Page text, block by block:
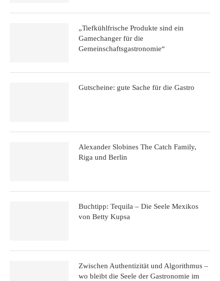
„Tiefkühlfrische Produkte sind ein
Gamechanger für die
Gemeinschaftsgastronomie“
Gutscheine: gute Sache für die Gastro
Alexander Slobines The Catch Family,
Riga und Berlin
Buchtipp: Tequila – Die Seele Mexikos
von Betty Kupsa
Zwischen Authentizität und Algorithmus –
wo bleibt die Seele der Gastronomie im